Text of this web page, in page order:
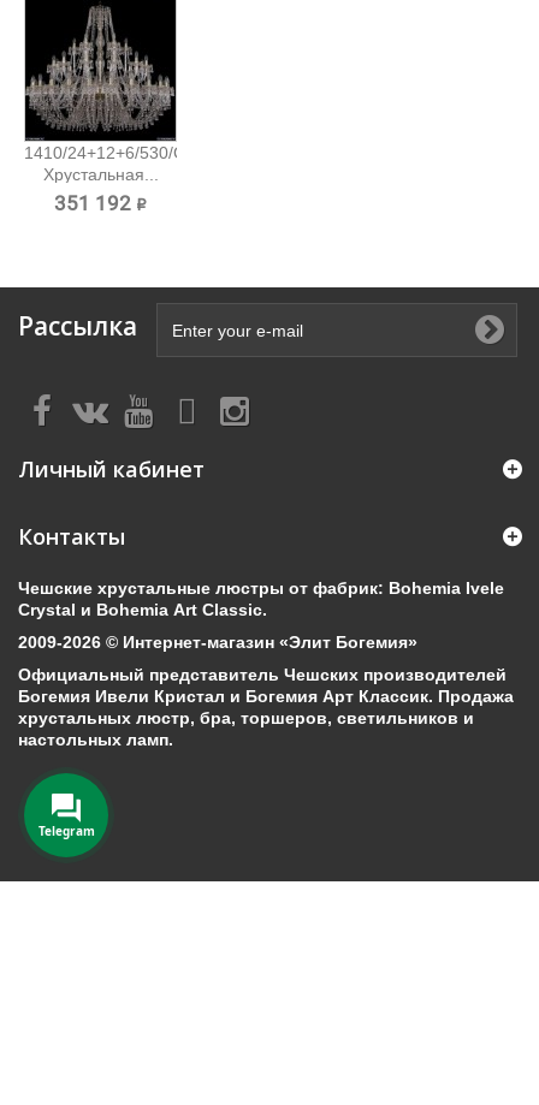
1410/24+12+6/530/G/V0300
Хрустальная...
351 192 ₽
Рассылка
Личный кабинет
Контакты
Чешские хрустальные люстры от фабрик: Bohemia Ivele
Crystal и Bohemia Art Classic.
2009-2026 © Интернет-магазин «Элит Богемия»
Официальный представитель Чешских производителей
Богемия Ивели Кристал и Богемия Арт Классик. Продажа
хрустальных люстр, бра, торшеров, светильников и
настольных ламп.
Telegram